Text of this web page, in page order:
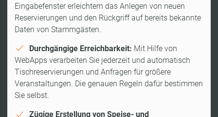
Eingabefenster erleichtern das Anlegen von neuen
Reservierungen und den Rückgriff auf bereits bekannte
Daten von Stammgästen.
Durchgängige Erreichbarkeit: Mit Hilfe von
WebApps verarbeiten Sie jederzeit und automatisch
Tischreservierungen und Anfragen für größere
Veranstaltungen. Die genauen Regeln dafür bestimmen
Sie selbst.
Zügige Erstellung von Speise- und